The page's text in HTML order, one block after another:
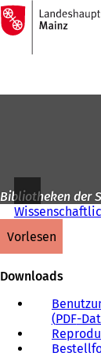
Inhalt anspringen
Zur
Startseite
Bibliotheken der
vorlesen
Downloads
PDF-